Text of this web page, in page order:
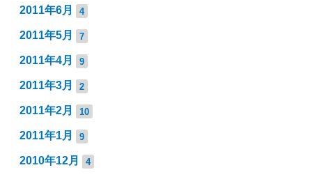
2011年6月 4
2011年5月 7
2011年4月 9
2011年3月 2
2011年2月 10
2011年1月 9
2010年12月 4